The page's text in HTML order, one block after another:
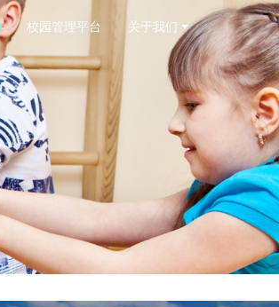
校园管理平台 关于我们